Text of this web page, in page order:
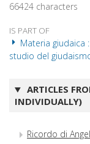
66424 characters
IS PART OF
Materia giudaica
studio del
ARTICLES
INDIVIDUALLY)
Ricordo di